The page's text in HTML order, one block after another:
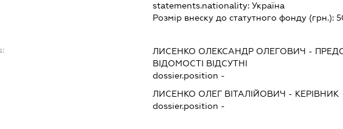
statements.nationality: Україна
Розмір внеску до статутного фонду (грн.):
ЛИСЕНКО ОЛЕКСАНДР ОЛЕГОВИЧ -
ВІДОМОСТІ ВІДСУТНІ
dossier.position -
ЛИСЕНКО ОЛЕГ ВІТАЛІЙОВИЧ - КЕРІВНИК
dossier.position -